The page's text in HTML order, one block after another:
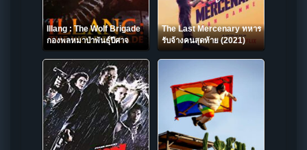
Illang : The Wolf Brigade
กองพลหมาป่าพันธุ์ปีศาจ
(2018)
The Last Mercenary ทหาร
รับจ้างคนสุดท้าย (2021)